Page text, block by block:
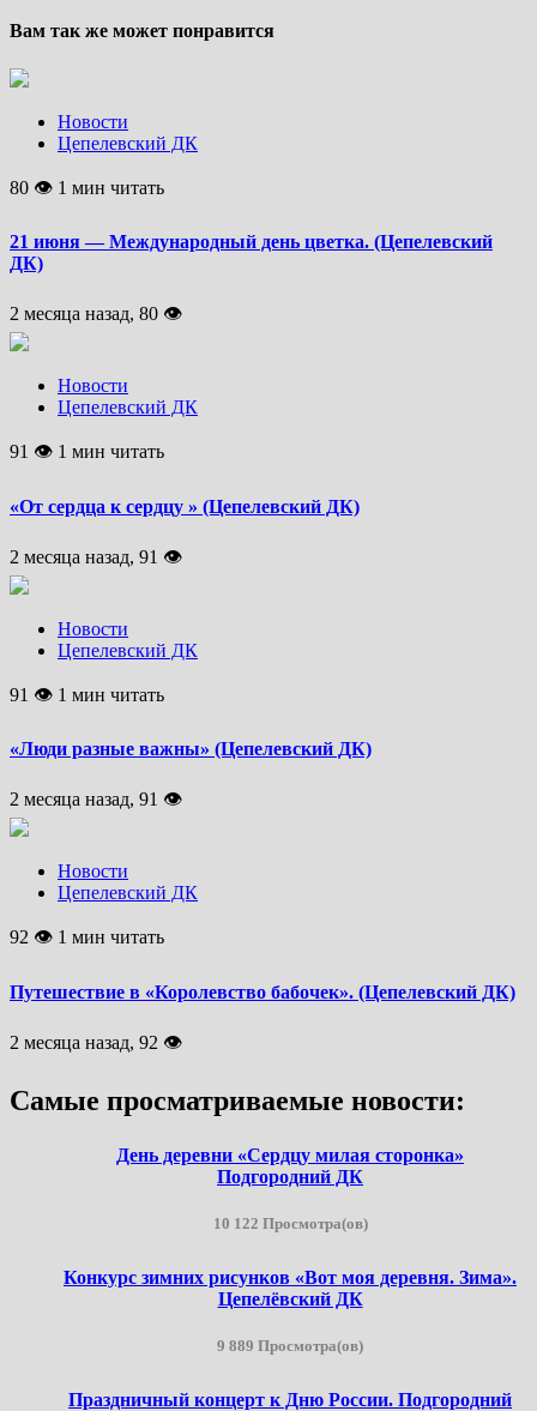
Вам так же может понравится
Новости
Цепелевский ДК
80 👁 1 мин читать
21 июня — Международный день цветка. (Цепелевский
ДК)
2 месяца назад, 80 👁
Новости
Цепелевский ДК
91 👁 1 мин читать
«От сердца к сердцу » (Цепелевский ДК)
2 месяца назад, 91 👁
Новости
Цепелевский ДК
91 👁 1 мин читать
«Люди разные важны» (Цепелевский ДК)
2 месяца назад, 91 👁
Новости
Цепелевский ДК
92 👁 1 мин читать
Путешествие в «Королевство бабочек». (Цепелевский ДК)
2 месяца назад, 92 👁
Самые просматриваемые новости:
День деревни «Сердцу милая сторонка»
Подгородний ДК
10 122 Просмотра(ов)
Конкурс зимних рисунков «Вот моя деревня. Зима».
Цепелёвский ДК
9 889 Просмотра(ов)
Праздничный концерт к Дню России. Подгородний